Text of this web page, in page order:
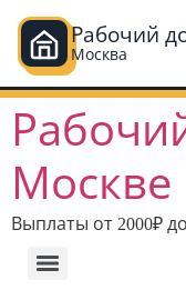
Рабочий
Москва
Перейти
содержимому
Москве
Выплаты от 2000₽